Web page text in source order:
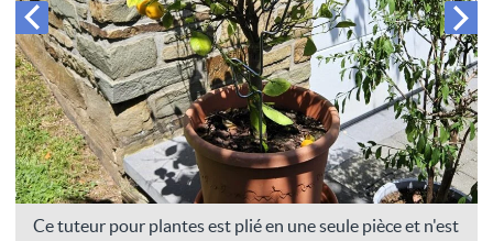
Ce tuteur pour plantes est plié en une seule pièce et n'est